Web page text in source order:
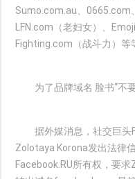
Sumo.com.au、0665.com
LFN.com（老妇女）、
Fighting.com（战斗力）等
为了品牌域名 脸书“不要
据外媒消息，社交巨头
Zolotaya Korona发出法律
Facebook.RU所有权，要